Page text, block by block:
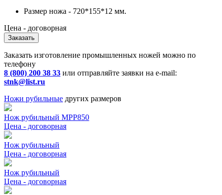
Размер ножа - 720*155*12 мм.
Цена - договорная
Заказать
Заказать изготовление промышленных ножей можно по
телефону
8 (800) 200 38 33 или отправляйте заявки на e-mail:
stnk@list.ru
Ножи рубильные других размеров
Нож рубильный МРР850
Цена - договорная
Нож рубильный
Цена - договорная
Нож рубильный
Цена - договорная